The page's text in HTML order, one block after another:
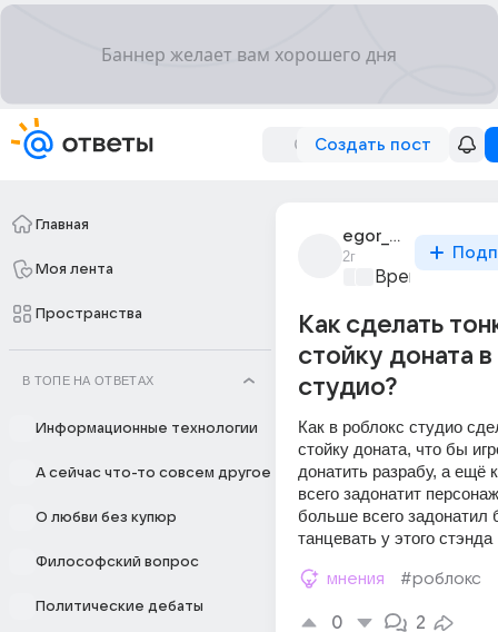
Создать пост
Главная
Моя лента
Пространства
В ТОПЕ НА ОТВЕТАХ
Информационные технологии
А сейчас что-то совсем другое
О любви без купюр
Философский вопрос
Политические дебаты
egor_maized
2г
Время игр
Как сделать
стойку доната
студио?
Как в роблокс студио
стойку доната, что бы
донатить разрабу, а ещё
всего задонатит
больше всего задонатил
танцевать у этого стэнда
мнения #роблокс
0 2